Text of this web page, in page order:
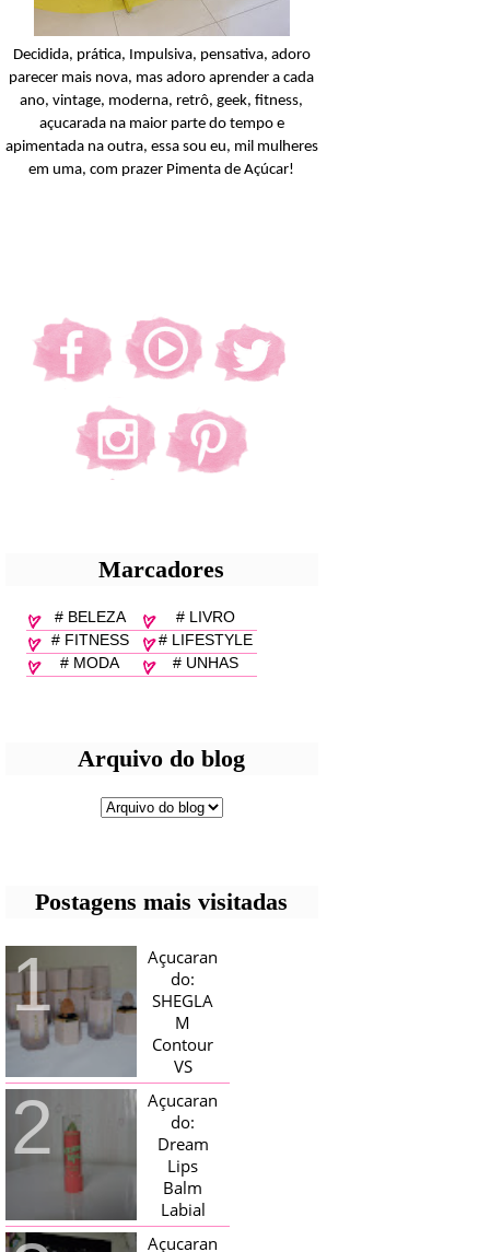
Decidida, prática, Impulsiva, pensativa, adoro
parecer mais nova, mas adoro aprender a cada
ano, vintage, moderna, retrô, geek, fitness,
açucarada na maior parte do tempo e
apimentada na outra, essa sou eu, mil mulheres
em uma, com prazer Pimenta de Açúcar!
Marcadores
# BELEZA
# LIVRO
# FITNESS
# LIFESTYLE
# MODA
# UNHAS
Arquivo do blog
Postagens mais visitadas
Açucaran
do:
SHEGLA
M
Contour
VS
Bronzer!
HELLO AÇUCARADAS, E NESTE
MÊS CHEGOU AQUI EM CASA UMA
CAIXA RECHEADA DE SHEGLAM,
TINHA BLUSH, ILUMINADORES E
TODOS OS BRONZER E
CONTORNOS ...
Açucaran
do:
Dream
Lips
Balm
Labial
Magico
Açucaran